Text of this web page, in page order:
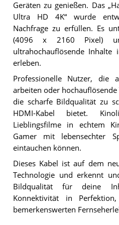
Geräten zu genießen. Das
Ultra HD 4K“ wurde
Nachfrage zu erfüllen. Es
(4096 x 2160 Pixel)
ultrahochauflösende
erleben.
Professionelle Nutzer, die
arbeiten oder
die scharfe Bildqualität zu
HDMI-Kabel bietet.
Lieblingsfilme in echtem
Gamer mit lebensechter
eintauchen können.
Dieses Kabel ist auf dem
Technologie und erkennt
Bildqualität für deine
Konnektivität in
bemerkenswerten